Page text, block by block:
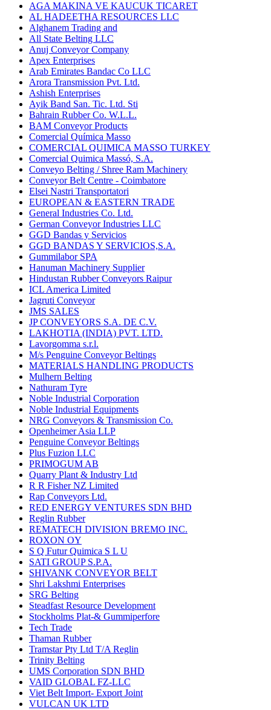
AGA MAKINA VE KAUCUK TICARET
AL HADEETHA RESOURCES LLC
Alghanem Trading and
All State Belting LLC
Anuj Conveyor Company
Apex Enterprises
Arab Emirates Bandac Co LLC
Arora Transmission Pvt. Ltd.
Ashish Enterprises
Ayik Band San. Tic. Ltd. Sti
Bahrain Rubber Co. W.L.L.
BAM Conveyor Products
Comercial Química Masso
COMERCIAL QUIMICA MASSO TURKEY
Comercial Quimica Massó, S.A.
Conveyo Belting / Shree Ram Machinery
Conveyor Belt Centre - Coimbatore
Elsei Nastri Transportatori
EUROPEAN & EASTERN TRADE
General Industries Co. Ltd.
German Conveyor Industries LLC
GGD Bandas y Servicios
GGD BANDAS Y SERVICIOS,S.A.
Gummilabor SPA
Hanuman Machinery Supplier
Hindustan Rubber Conveyors Raipur
ICL America Limited
Jagruti Conveyor
JMS SALES
JP CONVEYORS S.A. DE C.V.
LAKHOTIA (INDIA) PVT. LTD.
Lavorgomma s.r.l.
M/s Penguine Conveyor Beltings
MATERIALS HANDLING PRODUCTS
Mulhern Belting
Nathuram Tyre
Noble Industrial Corporation
Noble Industrial Equipments
NRG Conveyors & Transmission Co.
Openheimer Asia LLP
Penguine Conveyor Beltings
Plus Fuzion LLC
PRIMOGUM AB
Quarry Plant & Industry Ltd
R R Fisher NZ Limited
Rap Conveyors Ltd.
RED ENERGY VENTURES SDN BHD
Reglin Rubber
REMATECH DIVISION BREMO INC.
ROXON OY
S Q Futur Quimica S L U
SATI GROUP S.P.A.
SHIVANK CONVEYOR BELT
Shri Lakshmi Enterprises
SRG Belting
Steadfast Resource Development
Stockholms Plat-& Gummiperfore
Tech Trade
Thaman Rubber
Tramstar Pty Ltd T/A Reglin
Trinity Belting
UMS Corporation SDN BHD
VAID GLOBAL FZ-LLC
Viet Belt Import- Export Joint
VULCAN UK LTD